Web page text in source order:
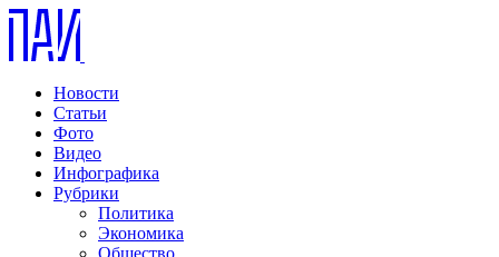
Новости
Статьи
Фото
Видео
Инфографика
Рубрики
Политика
Экономика
Общество